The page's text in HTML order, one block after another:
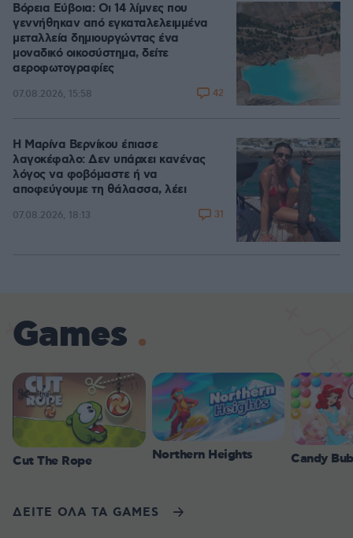
Βόρεια Εύβοια: Οι 14 λίμνες που
γεννήθηκαν από εγκαταλελειμμένα
μεταλλεία δημιουργώντας ένα
μοναδικό οικοσύστημα, δείτε
αεροφωτογραφίες
07.08.2026, 15:58 42
Η Μαρίνα Βερνίκου έπιασε
λαγοκέφαλο: Δεν υπάρχει κανένας
λόγος να φοβόμαστε ή να
αποφεύγουμε τη θάλασσα, λέει
07.08.2026, 18:13 31
Games
Cut The Rope Northern Heights Candy
ΔΕΙΤΕ ΟΛΑ ΤΑ GAMES